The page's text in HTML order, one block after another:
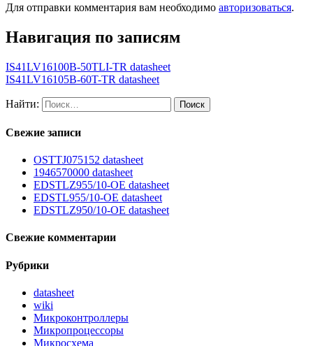
Для отправки комментария вам необходимо авторизоваться.
Навигация по записям
IS41LV16100B-50TLI-TR datasheet
IS41LV16105B-60T-TR datasheet
Найти:
Свежие записи
OSTTJ075152 datasheet
1946570000 datasheet
EDSTLZ955/10-OE datasheet
EDSTL955/10-OE datasheet
EDSTLZ950/10-OE datasheet
Свежие комментарии
Рубрики
datasheet
wiki
Микроконтроллеры
Микропроцессоры
Микросхема